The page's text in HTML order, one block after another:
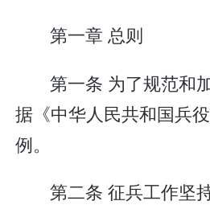
第一章 总则
第一条 为了规范和
据《中华人民共和国兵
例。
第二条 征兵工作坚